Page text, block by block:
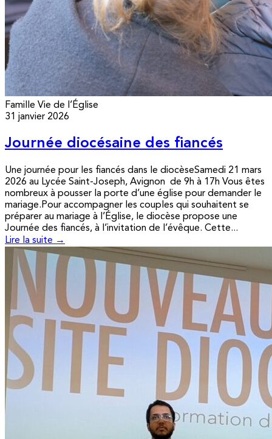
Famille Vie de l’Église
31 janvier 2026
Journée diocésaine des fiancés
Une journée pour les fiancés dans le diocèseSamedi 21 mars
2026 au Lycée Saint-Joseph, Avignon de 9h à 17h Vous êtes
nombreux à pousser la porte d’une église pour demander le
mariage.Pour accompagner les couples qui souhaitent se
préparer au mariage à l’Église, le diocèse propose une
Journée des fiancés, à l’invitation de l’évêque. Cette...
Lire la suite →